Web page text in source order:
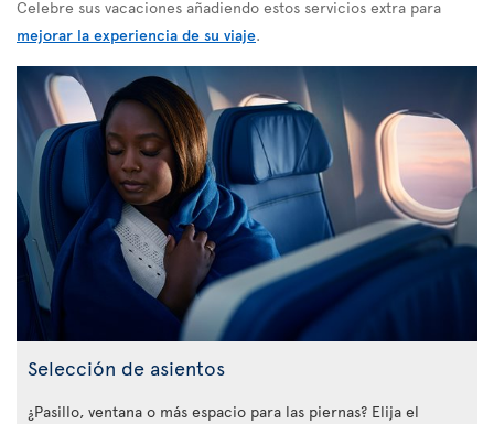
Celebre sus vacaciones añadiendo estos servicios extra para
mejorar la experiencia de su viaje.
Selección de asientos
¿Pasillo, ventana o más espacio para las piernas? Elija el